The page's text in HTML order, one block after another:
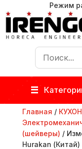
Режим
Главная /
(шейверы) /
Hurakan (Китай)